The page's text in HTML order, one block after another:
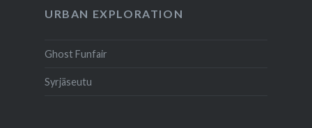
URBAN EXPLORATION
Ghost Funfair
Syrjäseutu